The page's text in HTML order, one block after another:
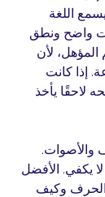
اللغة
واضح ونطق
المؤهل، لأن
إذا كانت
لاحقًا يأخذ
والأصوات.
يكفي. الأفضل
وكيف